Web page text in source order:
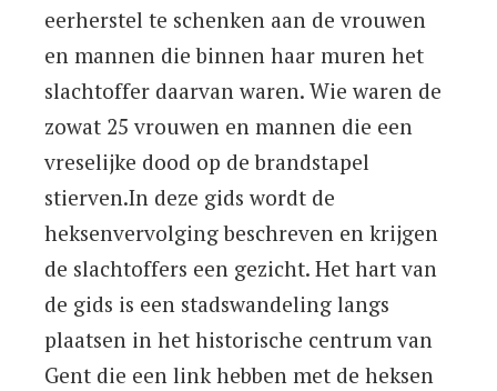
eerherstel te schenken aan de vrouwen
en mannen die binnen haar muren het
slachtoffer daarvan waren. Wie waren de
zowat 25 vrouwen en mannen die een
vreselijke dood op de brandstapel
stierven.In deze gids wordt de
heksenvervolging beschreven en krijgen
de slachtoffers een gezicht. Het hart van
de gids is een stadswandeling langs
plaatsen in het historische centrum van
Gent die een link hebben met de heksen